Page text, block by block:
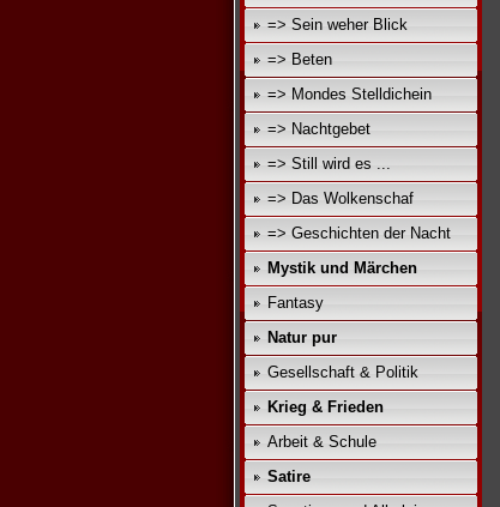
=> Sein weher Blick
=> Beten
=> Mondes Stelldichein
=> Nachtgebet
=> Still wird es ...
=> Das Wolkenschaf
=> Geschichten der Nacht
Mystik und Märchen
Fantasy
Natur pur
Gesellschaft & Politik
Krieg & Frieden
Arbeit & Schule
Satire